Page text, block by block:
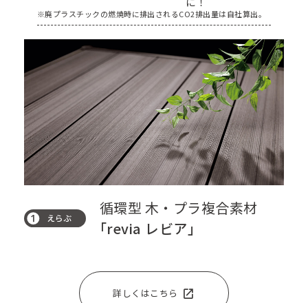
循環型 木・プラ複合素材
「revia レビア」
※廃プラスチックの燃焼時に排出されるCO2排出量は自社算出。
詳しくはこちら open_in_new